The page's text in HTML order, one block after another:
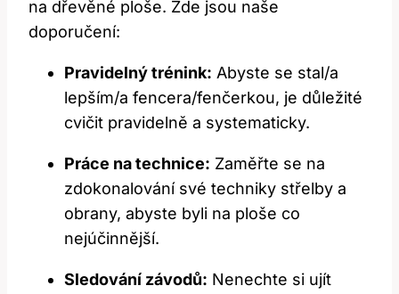
na dřevěné ploše. Zde jsou naše
doporučení:
Pravidelný trénink: Abyste se stal/a
lepším/a fencera/fenčerkou, je důležité
cvičit pravidelně a systematicky.
Práce na technice: Zaměřte se na
zdokonalování své techniky střelby a
obrany, abyste byli na ploše co
nejúčinnější.
Sledování závodů: Nenechte si ujít